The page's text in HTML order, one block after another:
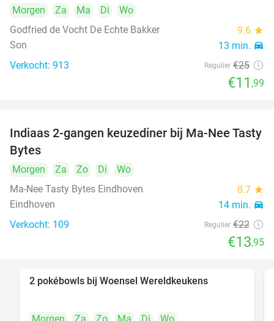
food
Morgen Za Ma Di
Wo
Godfried de Vocht De Echte Bakker
9.6 star
Son 13 min. directions_car
Verkocht: 913 Regulier €25
€11 ,99
37%
Indiaas 2-gangen keuzediner bij Ma-Nee Tasty
Bytes
Morgen Za Zo Di
Wo
Ma-Nee Tasty Bytes Eindhoven
8.7 star
Eindhoven 14 min. directions_car
Verkocht: 109 Regulier €22
€13,95
2 pokébowls bij Woensel Wereldkeukens